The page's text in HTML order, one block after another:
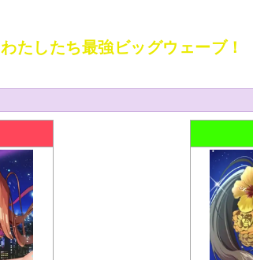
わたしたち最強ビッグウェーブ！